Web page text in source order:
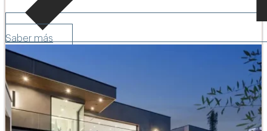
Saber más